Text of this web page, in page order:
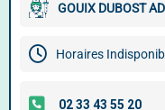
GOUIX DUBOST
Horaires